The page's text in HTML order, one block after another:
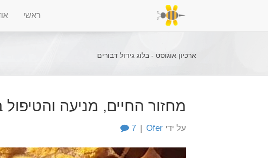
ראשי
ארכיון אוגוסט - בלוג גידול דבורים
מחזור החיים, מניעה
על ידי Ofer
|
7